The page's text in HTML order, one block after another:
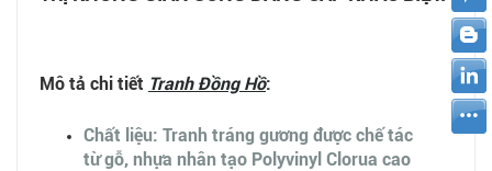
Mô tả chi tiết TranhĐồng Hồ:
Chất liệu: Tranh tráng gương được chế tác
từ gỗ, nhựa nhân tạo Polyvinyl Clorua cao